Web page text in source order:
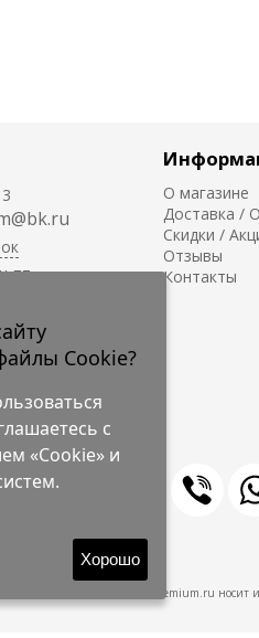
пт
О магазине
Доставка /
Скидки /
Отзывы
Контакты
Premium
Shaik-Premium.ru носит
Cookie?
с
«Cookie» и
Хорошо